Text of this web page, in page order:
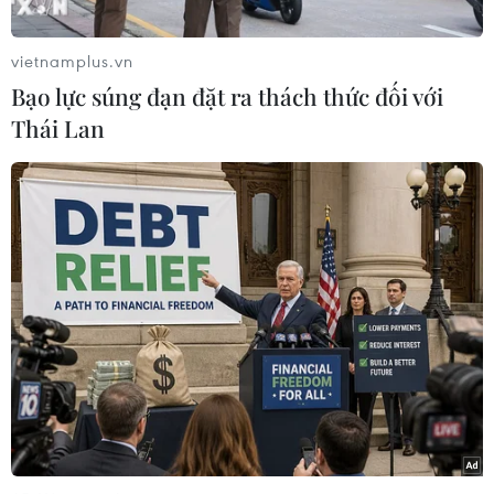
Trường Sa
Đằng sau những bữa ăn
ngon, đủ đầy trên hải trình đến
Trường Sa
08/06/2024 08:02
Diện mạo của Trường Sa "thay da,
đổi thịt" từng ngày tạo nên sức sống
mới
06/06/2024 08:20
Những “cánh sóng” lan tỏa tình yêu
với biển đảo
vietnamplus.vn
Bạo lực súng đạn đặt ra thách thức đối với
Thái Lan